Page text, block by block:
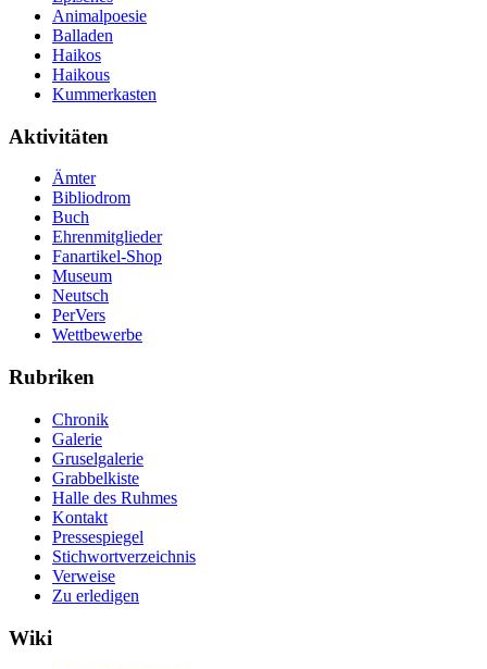
Animalpoesie
Balladen
Haikos
Haikous
Kummerkasten
Aktivitäten
Ämter
Bibliodrom
Buch
Ehrenmitglieder
Fanartikel-Shop
Museum
Neutsch
PerVers
Wettbewerbe
Rubriken
Chronik
Galerie
Gruselgalerie
Grabbelkiste
Halle des Ruhmes
Kontakt
Pressespiegel
Stichwortverzeichnis
Verweise
Zu erledigen
Wiki